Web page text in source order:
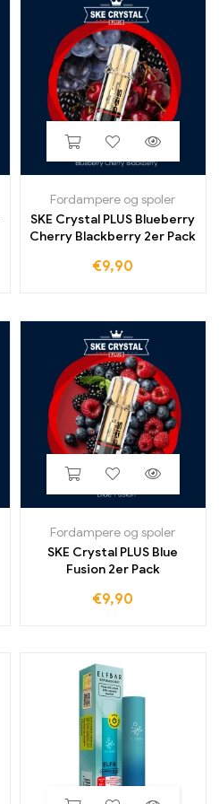
Fordampere og spoler
SKE Crystal PLUS Blueberry
Cherry Blackberry 2er Pack
€9,90
Fordampere og spoler
SKE Crystal PLUS Blue
Fusion 2er Pack
€9,90